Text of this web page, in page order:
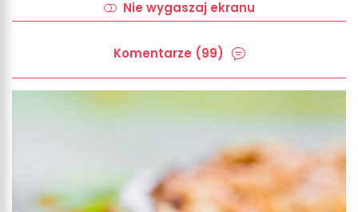
Nie wygaszaj ekranu
Komentarze (99)